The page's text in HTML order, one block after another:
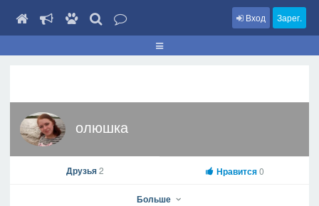
Вход Зарег.
олюшка
Друзья2 Нравится0
Больше